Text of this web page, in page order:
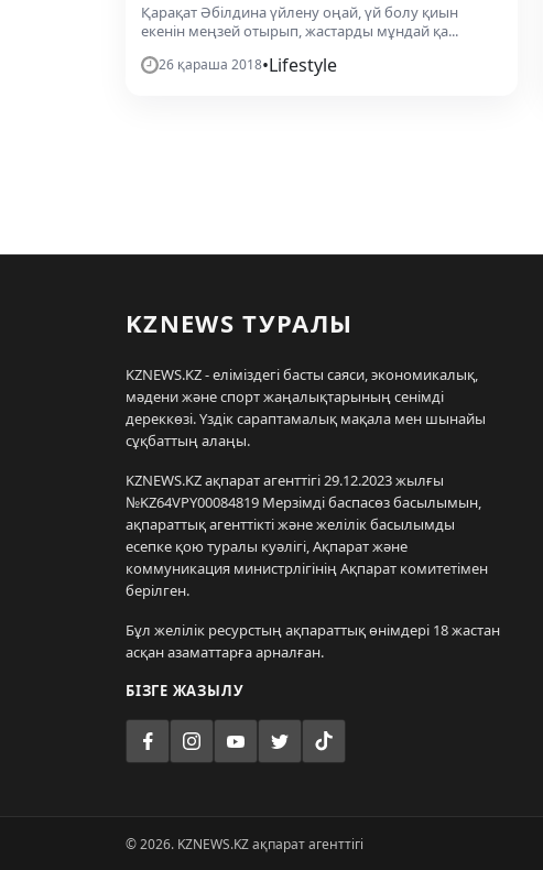
Қарақат Әбілдина үйлену оңай, үй болу қиын
екенін меңзей отырып, жастарды мұндай қа...
26 қараша 2018•Lifestyle
KZNEWS ТУРАЛЫ
KZNEWS.KZ - еліміздегі басты саяси, экономикалық,
мәдени және спорт жаңалықтарының сенімді
дереккөзі. Үздік сараптамалық мақала мен шынайы
сұқбаттың алаңы.
KZNEWS.KZ ақпарат агенттігі 29.12.2023 жылғы
№KZ64VPY00084819 Мерзімді баспасөз басылымын,
ақпараттық агенттікті және желілік басылымды
есепке қою туралы куәлігі, Ақпарат және
коммуникация министрлігінің Ақпарат комитетімен
берілген.
Бұл желілік ресурстың ақпараттық өнімдері 18 жастан
асқан азаматтарға арналған.
БІЗГЕ ЖАЗЫЛУ
© 2026. KZNEWS.KZ ақпарат агенттігі